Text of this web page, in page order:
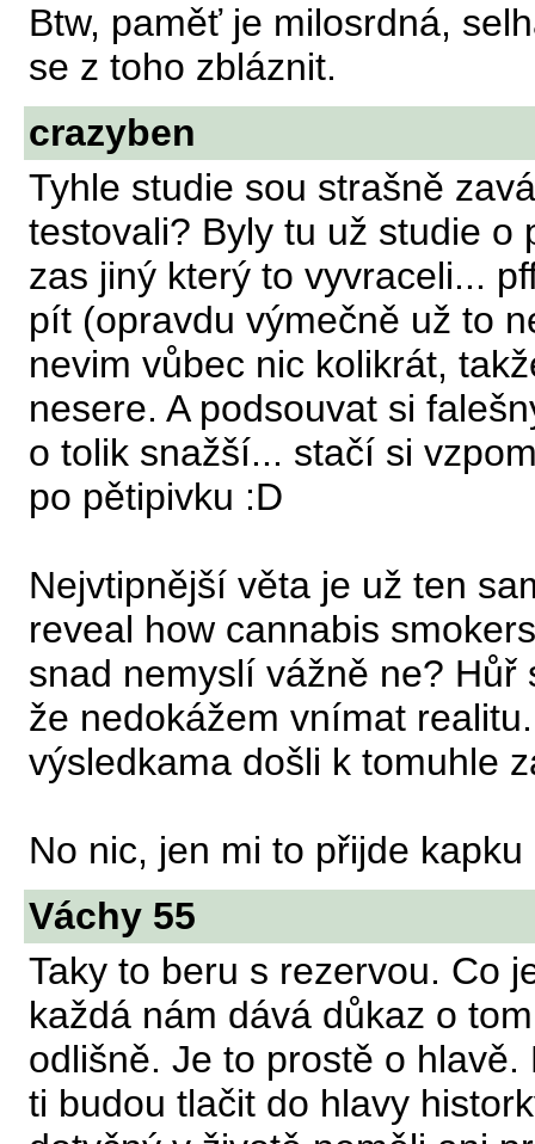
Btw, paměť je milosrdná,
se z toho zbláznit.
crazyben
Tyhle studie sou strašně
testovali? Byly tu už studie
zas jiný který to vyvraceli...
pít (opravdu výmečně už to
nevim vůbec nic kolikrát,
nesere. A podsouvat si
o tolik snažší... stačí si
po pětipivku :D
Nejvtipnější věta je už ten
reveal how cannabis
snad nemyslí vážně ne?
že nedokážem vnímat
výsledkama došli k tomuhle
No nic, jen mi to přijde
Váchy 55
Taky to beru s rezervou. Co
každá nám dává důkaz o
odlišně. Je to prostě o
ti budou tlačit do hlavy